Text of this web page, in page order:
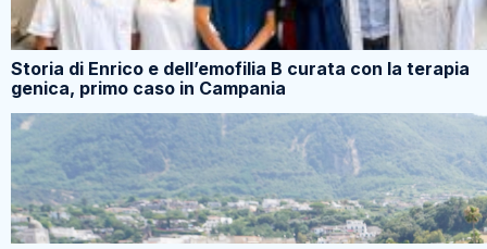
Storia di Enrico e dell’emofilia B curata con la terapia
genica, primo caso in Campania